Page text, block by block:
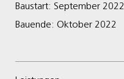
Baustart: September 2022
Bauende: Oktober 2022